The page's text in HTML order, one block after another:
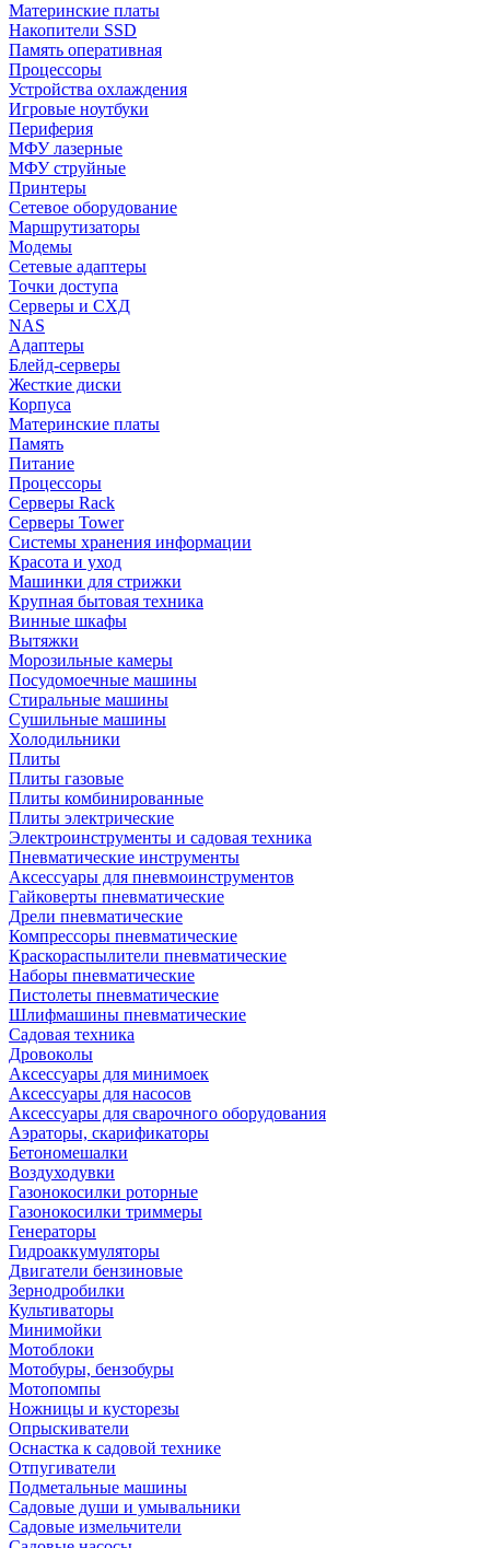
Материнские платы
Накопители SSD
Память оперативная
Процессоры
Устройства охлаждения
Игровые ноутбуки
Периферия
МФУ лазерные
МФУ струйные
Принтеры
Сетевое оборудование
Маршрутизаторы
Модемы
Сетевые адаптеры
Точки доступа
Серверы и СХД
NAS
Адаптеры
Блейд-серверы
Жесткие диски
Корпуса
Материнские платы
Память
Питание
Процессоры
Серверы Rack
Серверы Tower
Системы хранения информации
Красота и уход
Машинки для стрижки
Крупная бытовая техника
Винные шкафы
Вытяжки
Морозильные камеры
Посудомоечные машины
Стиральные машины
Сушильные машины
Холодильники
Плиты
Плиты газовые
Плиты комбинированные
Плиты электрические
Электроинструменты и садовая техника
Пневматические инструменты
Аксессуары для пневмоинструментов
Гайковерты пневматические
Дрели пневматические
Компрессоры пневматические
Краскораспылители пневматические
Наборы пневматические
Пистолеты пневматические
Шлифмашины пневматические
Садовая техника
Дровоколы
Аксессуары для минимоек
Аксессуары для насосов
Аксессуары для сварочного оборудования
Аэраторы, скарификаторы
Бетономешалки
Воздуходувки
Газонокосилки роторные
Газонокосилки триммеры
Генераторы
Гидроаккумуляторы
Двигатели бензиновые
Зернодробилки
Культиваторы
Минимойки
Мотоблоки
Мотобуры, бензобуры
Мотопомпы
Ножницы и кусторезы
Опрыскиватели
Оснастка к садовой технике
Отпугиватели
Подметальные машины
Садовые души и умывальники
Садовые измельчители